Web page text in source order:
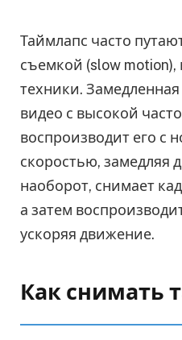
Таймлапс часто
съемкой (slow motion),
техники.
видео с высокой
воспроизводит его с
скоростью, замедляя
наоборот, снимает
а затем
ускоряя движение.
Как снимать